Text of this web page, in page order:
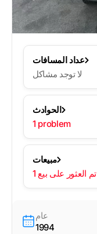
عداد المسافات
لا توجد مشاكل
الحوادث
1 problem
مبيعات
1 تم العثور على بيع
عام
1994